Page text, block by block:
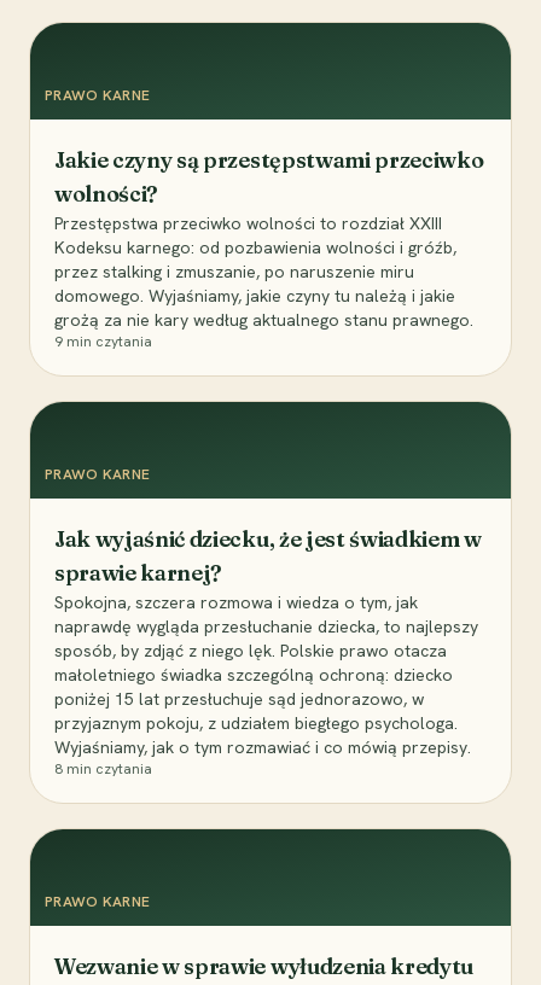
PRAWO KARNE
Jakie czyny są przestępstwami przeciwko
wolności?
Przestępstwa przeciwko wolności to rozdział XXIII
Kodeksu karnego: od pozbawienia wolności i gróźb,
przez stalking i zmuszanie, po naruszenie miru
domowego. Wyjaśniamy, jakie czyny tu należą i jakie
grożą za nie kary według aktualnego stanu prawnego.
9 min czytania
PRAWO KARNE
Jak wyjaśnić dziecku, że jest świadkiem w
sprawie karnej?
Spokojna, szczera rozmowa i wiedza o tym, jak
naprawdę wygląda przesłuchanie dziecka, to najlepszy
sposób, by zdjąć z niego lęk. Polskie prawo otacza
małoletniego świadka szczególną ochroną: dziecko
poniżej 15 lat przesłuchuje sąd jednorazowo, w
przyjaznym pokoju, z udziałem biegłego psychologa.
Wyjaśniamy, jak o tym rozmawiać i co mówią przepisy.
8 min czytania
PRAWO KARNE
Wezwanie w sprawie wyłudzenia kredytu